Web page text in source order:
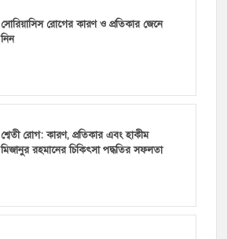
সোরিয়াসিস রোগের কারণ ও প্রতিকার জেনে
নিন
শ্বেতী রোগ: কারণ, প্রতিকার এবং হাকীম
মিজানুর রহমানের চিকিৎসা পদ্ধতির সফলতা